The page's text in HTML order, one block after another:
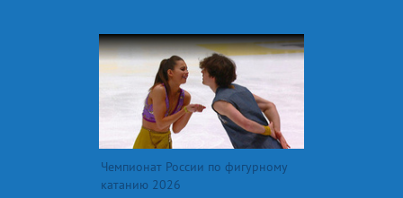
Чемпионат России по фигурному
катанию 2026